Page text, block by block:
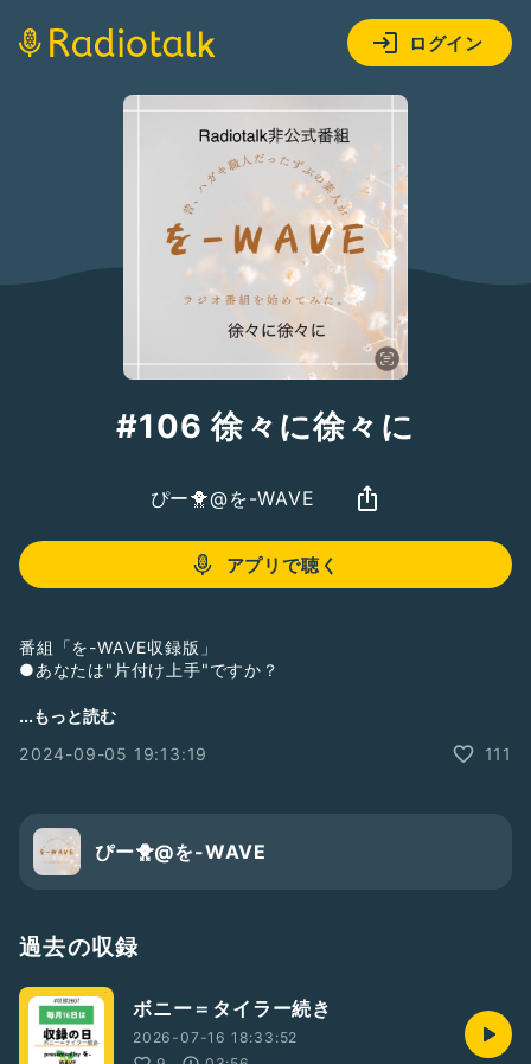
ログイン
#106 徐々に徐々に
ぴー🐥@を-WAVE
アプリで聴く
番組「を-WAVE収録版」
●あなたは"片付け上手"ですか？
#ぴー🐥#男性トーカー
#ぴー🐥2409 #収録の日2409
...もっと読む
2024-09-05 19:13:19
111
ぴー🐥@を-WAVE
過去の収録
ボニー＝タイラー続き
2026-07-16 18:33:52